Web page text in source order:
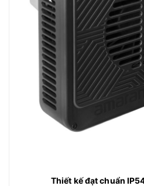
Thiết kế đạt chuẩn